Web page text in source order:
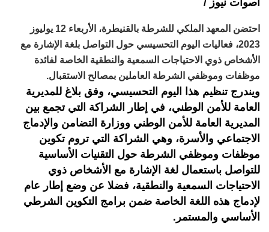
أصوات نيوز /
احتضن المعهد الملكي للشرطة بالقنيطرة، الأربعاء 12 يوليوز
2023، فعاليات اليوم التحسيسي حول التواصل بلغة الإشارة مع
الأشخاص ذوي الاحتياجات السمعية والنطقية الخاصة لفائدة
موظفات وموظفي الشرطة العاملين بمصالح الاستقبال.
ويندرج تنظيم هذا اليوم التحسيسي، وفق بلاغ للمديرية
العامة للأمن الوطني، في إطار الشراكة التي تجمع بين
المديرية العامة للأمن الوطني ووزارة التضامن والإدماج
الاجتماعي والأسرة، وهي الشراكة التي تروم تكوين
موظفات وموظفي الشرطة حول التقنيات الأساسية
للتواصل باستعمال لغة الإشارة مع الأشخاص ذوي
الاحتياجات السمعية والنطقية، فضلا عن وضع إطار عام
لإدماج هذه اللغة الخاصة ضمن برامج التكوين الشرطي
الأساسي والمستمر.